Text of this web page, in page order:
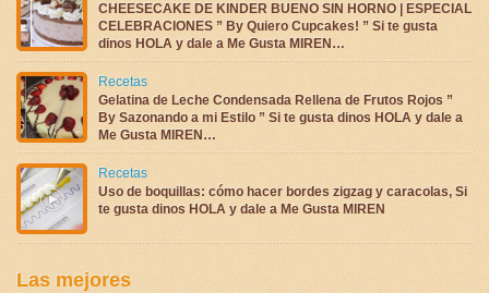
CHEESECAKE DE KINDER BUENO SIN HORNO | ESPECIAL
CELEBRACIONES ” By Quiero Cupcakes! ” Si te gusta
dinos HOLA y dale a Me Gusta MIREN…
Recetas
Gelatina de Leche Condensada Rellena de Frutos Rojos ”
By Sazonando a mi Estilo ” Si te gusta dinos HOLA y dale a
Me Gusta MIREN…
Recetas
Uso de boquillas: cómo hacer bordes zigzag y caracolas, Si
te gusta dinos HOLA y dale a Me Gusta MIREN
Las mejores